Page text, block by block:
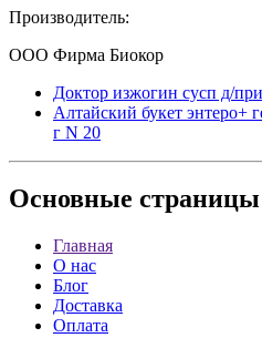
Производитель:
ООО Фирма Биокор
Доктор изжогин сусп д/
Алтайский букет энтеро+
г N 20
Основные страницы
Главная
О нас
Блог
Доставка
Оплата